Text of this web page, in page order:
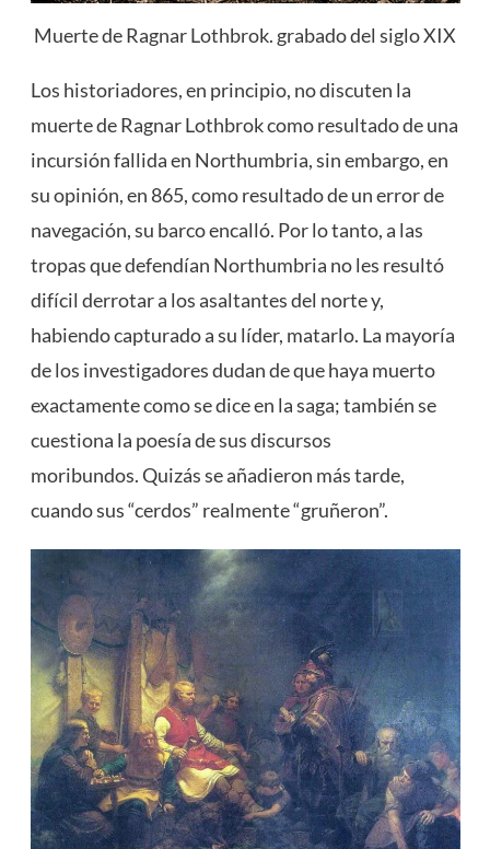
Muerte de Ragnar Lothbrok. grabado del siglo XIX
Los historiadores, en principio, no discuten la
muerte de Ragnar Lothbrok como resultado de una
incursión fallida en Northumbria, sin embargo, en
su opinión, en 865, como resultado de un error de
navegación, su barco encalló. Por lo tanto, a las
tropas que defendían Northumbria no les resultó
difícil derrotar a los asaltantes del norte y,
habiendo capturado a su líder, matarlo. La mayoría
de los investigadores dudan de que haya muerto
exactamente como se dice en la saga; también se
cuestiona la poesía de sus discursos
moribundos. Quizás se añadieron más tarde,
cuando sus “cerdos” realmente “gruñeron”.